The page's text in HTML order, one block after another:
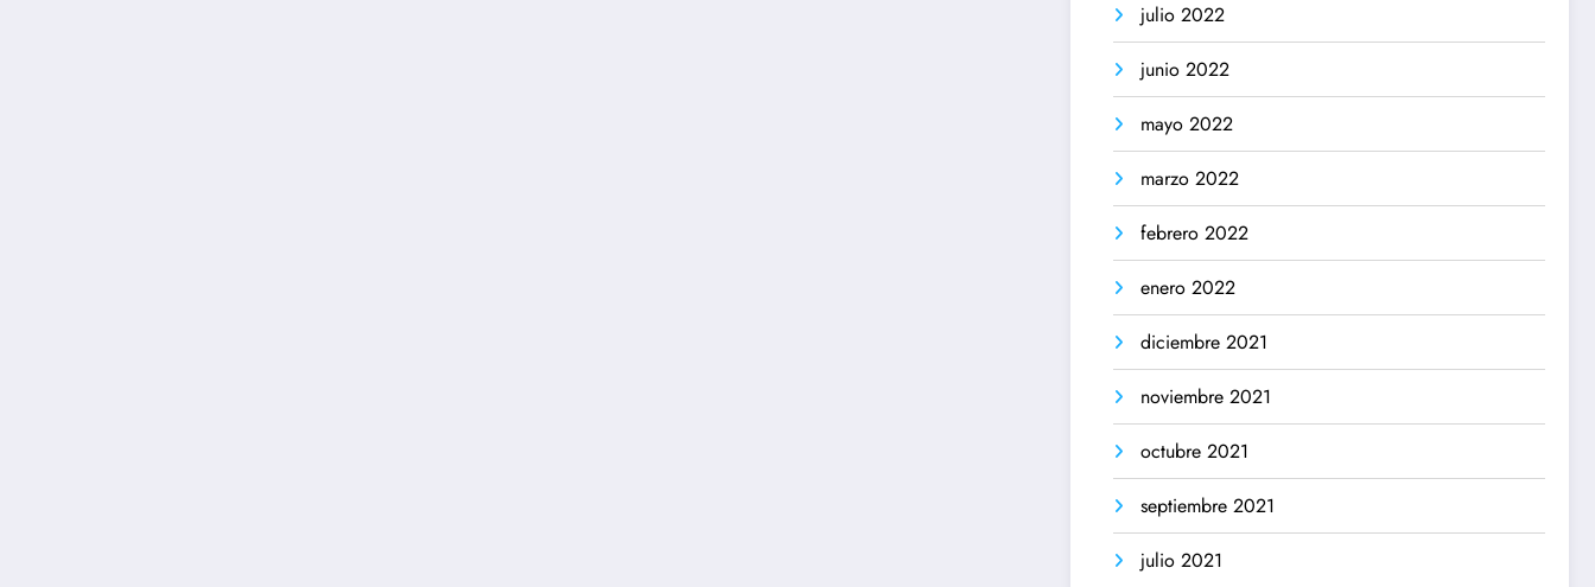
julio 2022
junio 2022
mayo 2022
marzo 2022
febrero 2022
enero 2022
diciembre 2021
noviembre 2021
octubre 2021
septiembre 2021
julio 2021